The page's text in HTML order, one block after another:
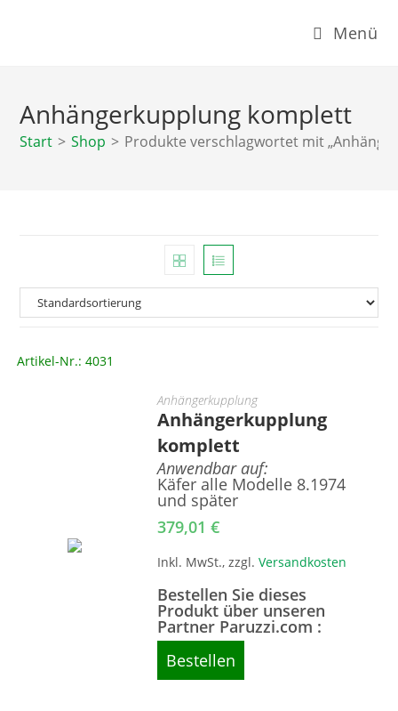
Menü
Anhängerkupplung komplett
Start > Shop > Produkte verschlagwortet mit
Artikel-Nr.: 4031
Anhängerkupplung
Anhängerkupplung
komplett
Anwendbar auf:
Käfer alle Modelle 8.1974
und später
379,01€
Inkl. MwSt., zzgl.Versandkosten
Bestellen Sie dieses
Produkt über unseren
Partner Paruzzi.com :
Bestellen